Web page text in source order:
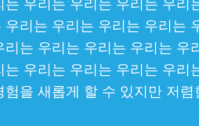
우리는 우리는 우리는 우리는
리는 우리는 우리는 우리는 우
는 우리는 우리는 우리는 우리
험을 새롭게 할 수 있지만 저렴